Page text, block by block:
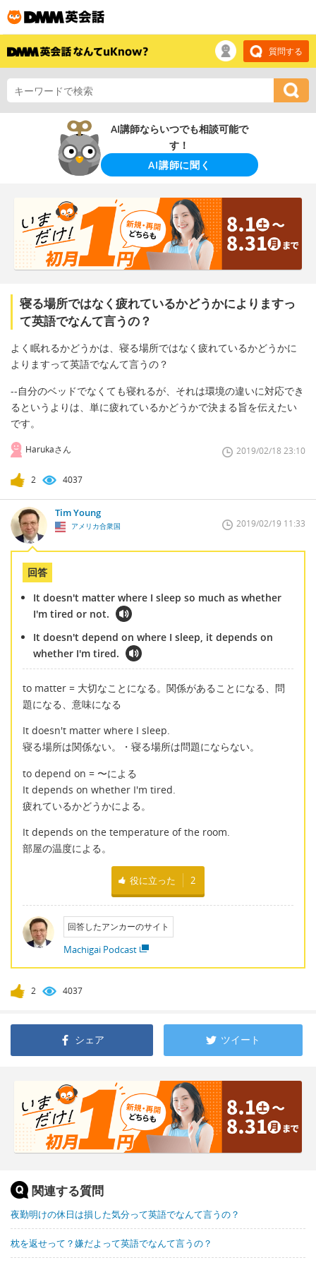
質問する
AI講師ならいつでも相談可能で
す！
AI講師に聞く
寝る場所ではなく疲れているかどうかによりますっ
て英語でなんて言うの？
よく眠れるかどうかは、寝る場所ではなく疲れているかどうかに
よりますって英語でなんて言うの？
--自分のベッドでなくても寝れるが、それは環境の違いに対応でき
るというよりは、単に疲れているかどうかで決まる旨を伝えたい
です。
Harukaさん 2019/02/18 23:10
2 4037
Tim Young
アメリカ合衆国 2019/02/19 11:33
回答
It doesn't matter where I sleep so much as whether
I'm tired or not.
It doesn't depend on where I sleep, it depends on
whether I'm tired.
to matter = 大切なことになる。関係があることになる、問
題になる、意味になる
It doesn't matter where I sleep.
寝る場所は関係ない。・寝る場所は問題にならない。
to depend on = 〜による
It depends on whether I'm tired.
疲れているかどうかによる。
It depends on the temperature of the room.
部屋の温度による。
役に立った 2
回答したアンカーのサイト
Machigai Podcast
2 4037
シェア ツイート
関連する質問
夜勤明けの休日は損した気分って英語でなんて言うの？
枕を返せって？嫌だよって英語でなんて言うの？